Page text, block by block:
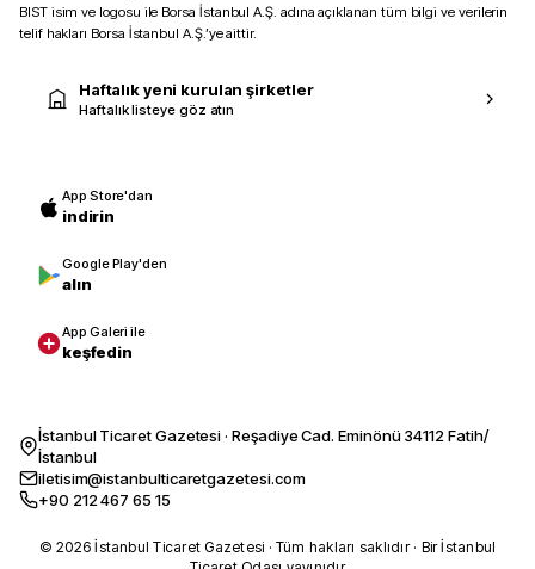
BIST isim ve logosu ile Borsa İstanbul A.Ş. adına açıklanan tüm bilgi ve verilerin
telif hakları Borsa İstanbul A.Ş.’ye aittir.
Haftalık yeni kurulan şirketler
Haftalık listeye göz atın
App Store'dan
indirin
Google Play'den
alın
App Galeri ile
keşfedin
İstanbul Ticaret Gazetesi · Reşadiye Cad. Eminönü 34112 Fatih/
İstanbul
iletisim@istanbulticaretgazetesi.com
+90 212 467 65 15
© 2026 İstanbul Ticaret Gazetesi · Tüm hakları saklıdır · Bir İstanbul